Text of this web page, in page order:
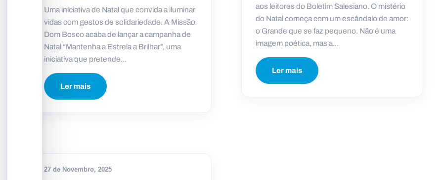
Uma iniciativa de Natal que convida a iluminar
vidas com gestos de solidariedade. A Missão
Dom Bosco acaba de lançar a campanha de
Natal “Mantenha a Estrela a Brilhar”, uma
iniciativa que pretende...
Ler mais
aos leitores do Boletim Salesiano. O mistério
do Natal começa com um escândalo de amor:
o Grande que se faz pequeno. Não é uma
imagem poética, mas a...
Ler mais
27 de Novembro, 2025